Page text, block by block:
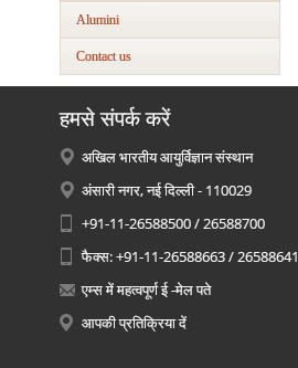
Alumini
Contact us
हमसे संपर्क करें
अखिल भारतीय आयुर्विज्ञान संस्थान
अंसारी नगर, नई दिल्ली - 110029
+91-11-26588500 / 26588700
फैक्स: +91-11-26588663 / 26588641
एम्स में महत्वपूर्ण ई -मेल पते
आपकी प्रतिक्रिया दें